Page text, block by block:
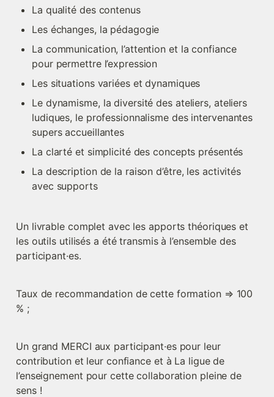
La qualité des contenus
Les échanges, la pédagogie
La communication, l’attention et la confiance
pour permettre l’expression
Les situations variées et dynamiques
Le dynamisme, la diversité des ateliers, ateliers
ludiques, le professionnalisme des intervenantes
supers accueillantes
La clarté et simplicité des concepts présentés
La description de la raison d’être, les activités
avec supports
Un livrable complet avec les apports théoriques et
les outils utilisés a été transmis à l’ensemble des
participant·es.
Taux de recommandation de cette formation ⇒ 100
% ;
Un grand MERCI aux participant·es pour leur
contribution et leur confiance et à La ligue de
l’enseignement pour cette collaboration pleine de
sens !